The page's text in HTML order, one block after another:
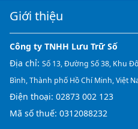
Giới thiệu
Công ty TNHH Lưu Trữ Số
Địa chỉ: Số 13, Đường Số 38, Khu
Bình, Thành phố Hồ Chí Minh, Việt
Điện thoại: 02873 002 123
Mã số thuế: 0312088232